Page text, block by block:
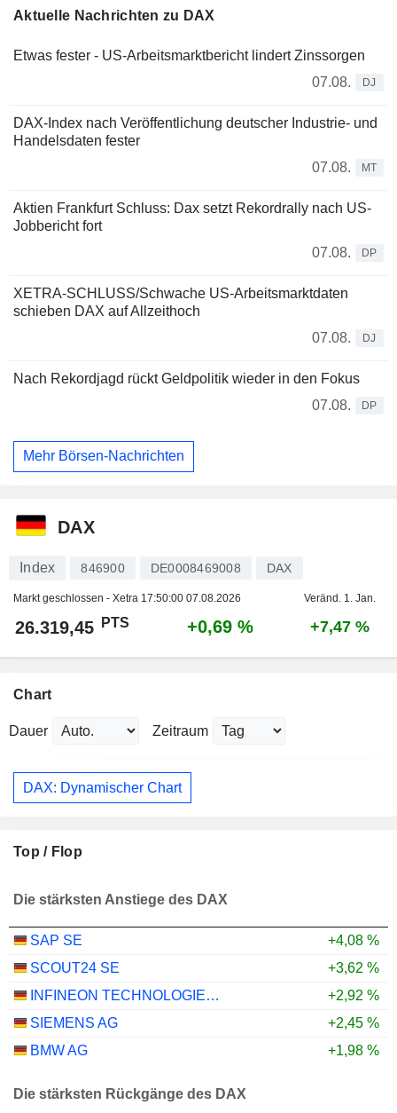
Aktuelle Nachrichten zu DAX
Etwas fester - US-Arbeitsmarktbericht lindert Zinssorgen
07.08.
DJ
DAX-Index nach Veröffentlichung deutscher Industrie- und
Handelsdaten fester
07.08.
MT
Aktien Frankfurt Schluss: Dax setzt Rekordrally nach US-
Jobbericht fort
07.08.
DP
XETRA-SCHLUSS/Schwache US-Arbeitsmarktdaten
schieben DAX auf Allzeithoch
07.08.
DJ
Nach Rekordjagd rückt Geldpolitik wieder in den Fokus
07.08.
DP
Mehr Börsen-Nachrichten
DAX
Index 846900 DE0008469008 DAX
Markt geschlossen - Xetra 17:50:00 07.08.2026 Veränd. 1. Jan.
26.319,45 PTS +0,69 % +7,47 %
Chart
Dauer Zeitraum
DAX: Dynamischer Chart
Top / Flop
Die stärksten Anstiege des DAX
SAP SE
+4,08 %
SCOUT24 SE
+3,62 %
INFINEON TECHNOLOGIES AG
+2,92 %
SIEMENS AG
+2,45 %
BMW AG
+1,98 %
Die stärksten Rückgänge des DAX